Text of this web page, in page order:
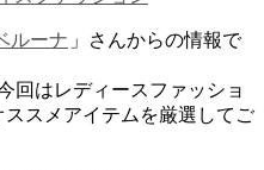
ルーナ 」さんからの情報で
回はレディースファッショ
スメアイテムを厳選してご